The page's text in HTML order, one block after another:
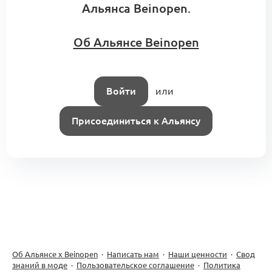
Альянса Beinopen.
Об Альянсе Beinopen
Войти или
Присоединиться к Альянсу
Об Альянсе х Beinopen · Написать нам · Наши ценности · Свод
знаний в моде · Пользовательское соглашение · Политика